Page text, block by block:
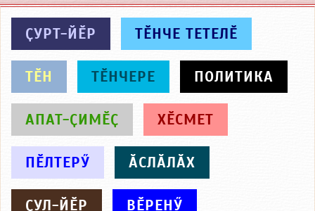
ҪУРТ-ЙӖР ТӖНЧЕ ТЕТЕЛӖ
ТӖН ТӖНЧЕРЕ ПОЛИТИКА
АПАТ-ҪИМӖҪ ХӖСМЕТ
ПӖЛТЕРӲ ӐСЛӐЛӐХ
ҪУЛ-ЙӖР ВӖРЕНӲ